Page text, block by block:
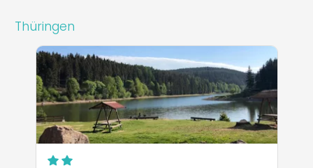
Thüringen